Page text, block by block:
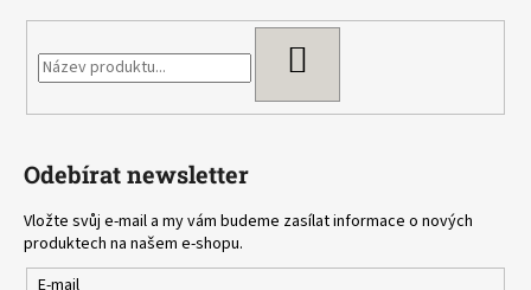
Odebírat newsletter
Vložte svůj e-mail a my vám budeme zasílat informace o nových
produktech na našem e-shopu.